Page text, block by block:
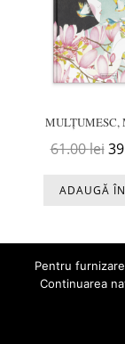
MULȚUMESC,
61.00lei
ADAUGĂ
Pentru
Continuarea